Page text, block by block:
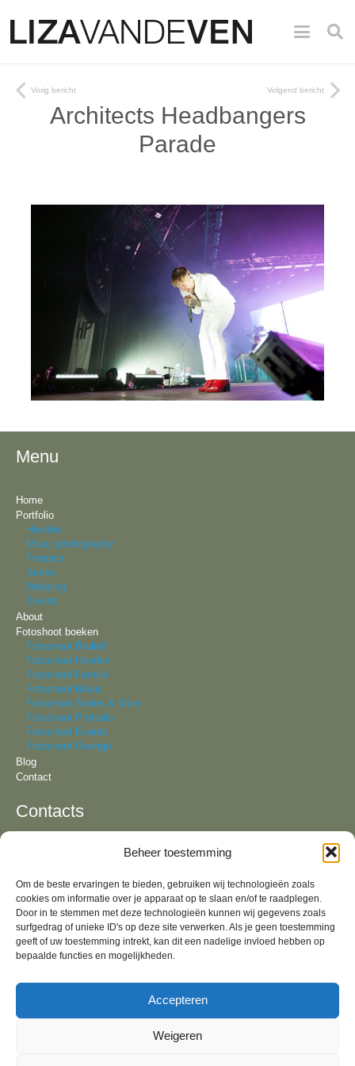
Beheer toestemming
Om de beste ervaringen te bieden, gebruiken wij technologieën zoals
cookies om informatie over je apparaat op te slaan en/of te raadplegen.
Door in te stemmen met deze technologieën kunnen wij gegevens zoals
surfgedrag of unieke ID's op deze site verwerken. Als je geen toestemming
geeft of uw toestemming intrekt, kan dit een nadelige invloed hebben op
bepaalde functies en mogelijkheden.
Accepteren
Weigeren
Vorig bericht Volgend bericht
Architects Headbangers
Parade
Menu
Home
Portfolio
Honden
Music photography
Portraits
Series
Wedding
Events
About
Fotoshoot boeken
Fotoshoot Bruiloft
Fotoshoot Honden
Fotoshoot Familie
Fotoshoot Music
Fotoshoot Series & More
Fotoshoot Portraits
Fotoshoot Events
Fotoshoot Overige
Blog
Contact
Contacts
Email:
Adres:
+31 6 81 57 94 55
info@lizavandeven.nl
Geldrop & fotostudio in Oirschot, Noord- Brabant
Algemene Voorwaarden